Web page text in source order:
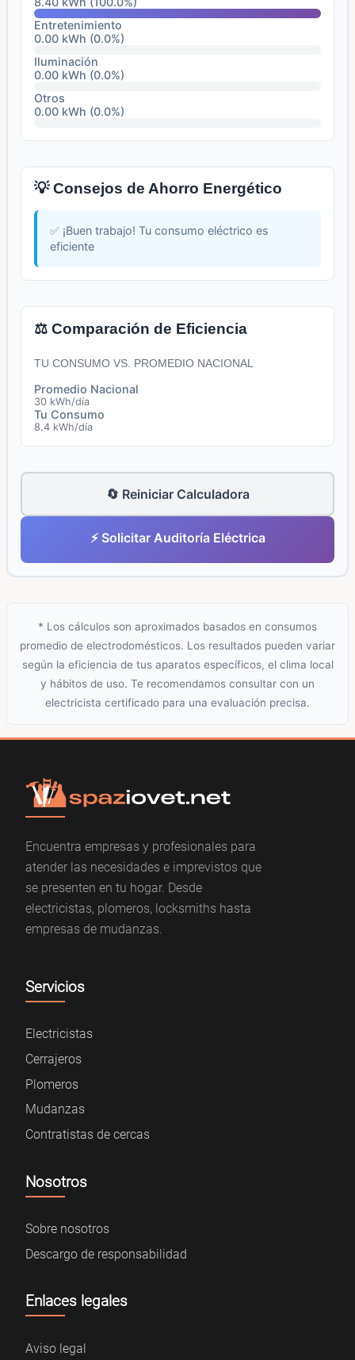
Entretenimiento
0.00 kWh (0.0%)
Iluminación
0.00 kWh (0.0%)
Otros
0.00 kWh (0.0%)
💡 Consejos de Ahorro Energético
✅ ¡Buen trabajo! Tu consumo eléctrico es
eficiente
⚖️ Comparación de Eficiencia
TU CONSUMO VS. PROMEDIO NACIONAL
Promedio Nacional
30 kWh/día
Tu Consumo
8.4 kWh/día
🔄 Reiniciar Calculadora
⚡ Solicitar Auditoría Eléctrica
* Los cálculos son aproximados basados en consumos
promedio de electrodomésticos. Los resultados pueden variar
según la eficiencia de tus aparatos específicos, el clima local
y hábitos de uso. Te recomendamos consultar con un
electricista certificado para una evaluación precisa.
Encuentra empresas y profesionales para
atender las necesidades e imprevistos que
se presenten en tu hogar. Desde
electricistas, plomeros, locksmiths hasta
empresas de mudanzas.
Servicios
Electricistas
Cerrajeros
Plomeros
Mudanzas
Contratistas de cercas
Nosotros
Sobre nosotros
Descargo de responsabilidad
Enlaces legales
Aviso legal